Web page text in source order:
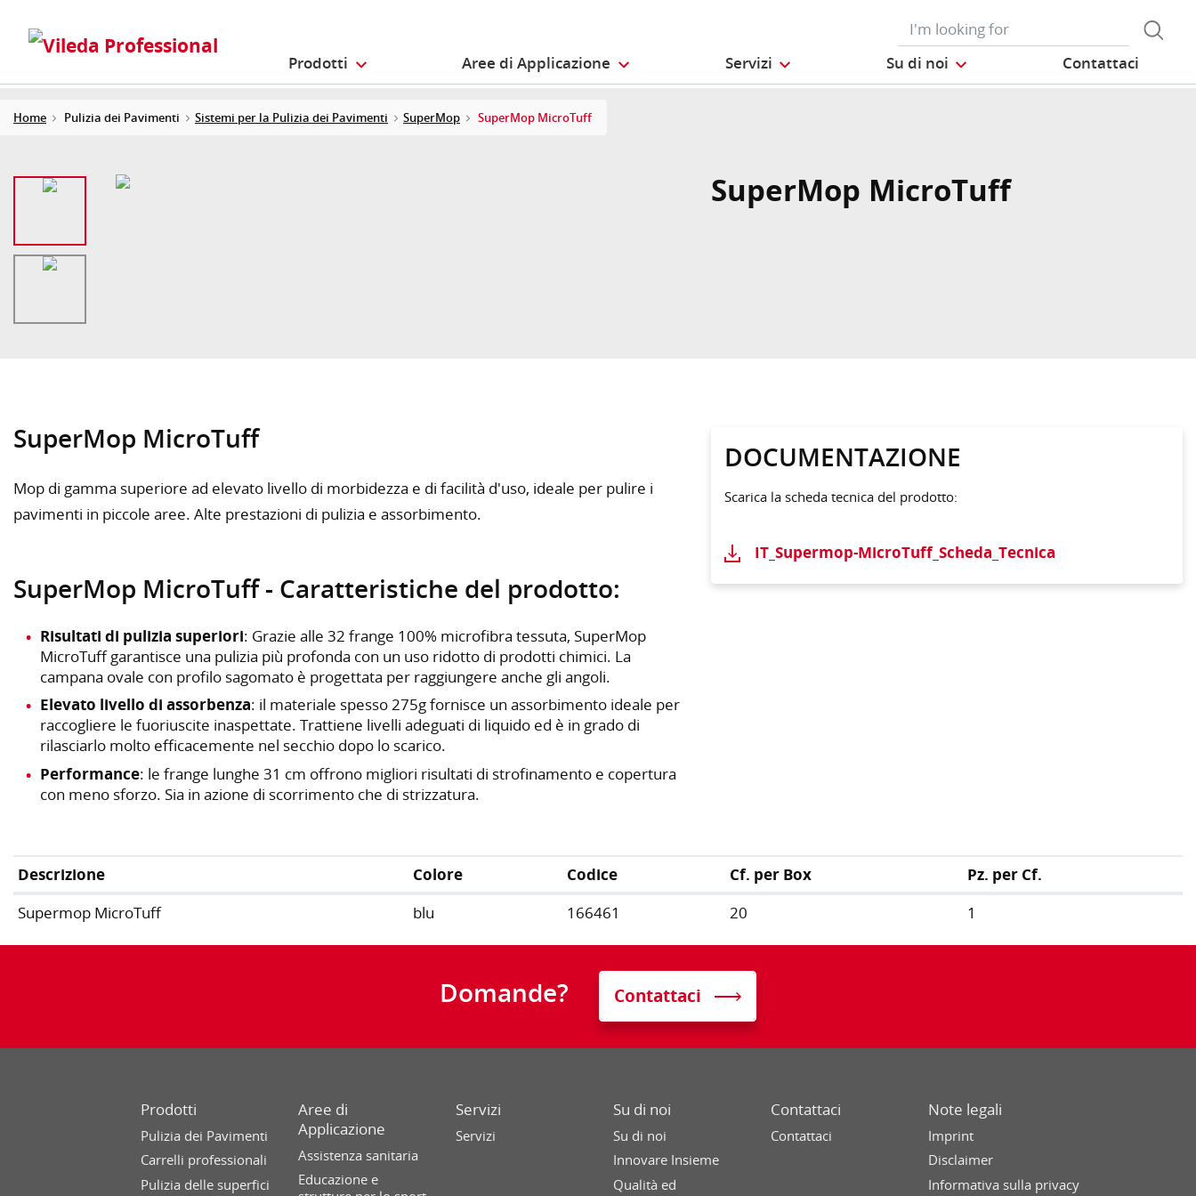
Prodotti Aree di Applicazione Servizi Su di noi Contattaci
Home Pulizia dei Pavimenti Sistemi per la Pulizia dei Pavimenti SuperMop SuperMop MicroTuff
SuperMop MicroTuff
SuperMop MicroTuff
Mop di gamma superiore ad elevato livello di morbidezza e di facilità d'uso, ideale per pulire i
pavimenti in piccole aree. Alte prestazioni di pulizia e assorbimento.
SuperMop MicroTuff - Caratteristiche del prodotto:
Risultati di pulizia superiori: Grazie alle 32 frange 100% microfibra tessuta, SuperMop
MicroTuff garantisce una pulizia più profonda con un uso ridotto di prodotti chimici. La
campana ovale con profilo sagomato è progettata per raggiungere anche gli angoli.
Elevato livello di assorbenza: il materiale spesso 275g fornisce un assorbimento ideale per
raccogliere le fuoriuscite inaspettate. Trattiene livelli adeguati di liquido ed è in grado di
rilasciarlo molto efficacemente nel secchio dopo lo scarico.
Performance: le frange lunghe 31 cm offrono migliori risultati di strofinamento e copertura
con meno sforzo. Sia in azione di scorrimento che di strizzatura.
DOCUMENTAZIONE
Scarica la scheda tecnica del prodotto:
IT_Supermop-MicroTuff_Scheda_Tecnica
Descrizione Colore Codice Cf. per Box
Pz. per Cf.
Supermop MicroTuff
blu 166461 20 1
Domande? Contattaci
Prodotti
Pulizia dei Pavimenti
Carrelli professionali
Pulizia delle superfici
Aree di
Applicazione
Assistenza sanitaria
Educazione e
Servizi
Servizi
Su di noi
Su di noi
Innovare Insieme
Qualità ed
Contattaci
Contattaci
Note legali
Imprint
Disclaimer
Informativa sulla privacy